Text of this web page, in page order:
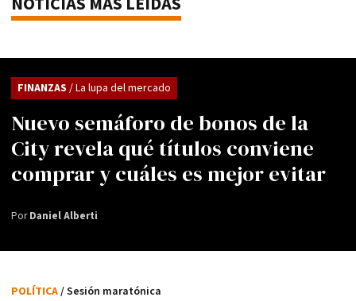
Nuevo semáforo de bonos de la
City revela qué títulos conviene
comprar y cuáles es mejor evitar
FINANZAS / La lupa del mercado
PorDaniel Alberti
POLÍTICA/ Sesión maratónica